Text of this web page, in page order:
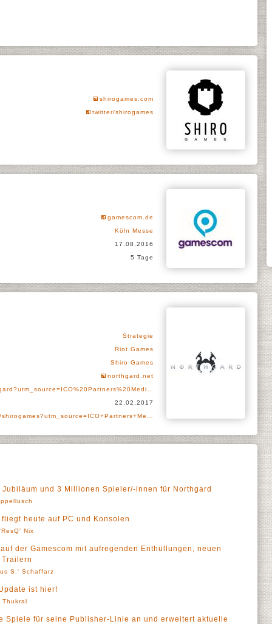
shirogames.com
twitter/shirogames
gamescom.de
Köln Messe
17.08.2016
5 Tage
Strategie
Riot Games
Shiro Games
northgard.net
22.02.2017
und 3 Millionen Spieler/-innen für Northgard
heute auf PC und Konsolen
Nix
der Gamescom mit aufregenden Enthüllungen, neuen
S.' Schaffarz
ist hier!
Thukral
Spiele für seine Publisher-Linie an und erweitert aktuelle